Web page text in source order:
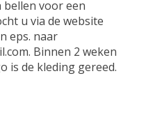
voor een
u via de website
eps. naar
. Binnen 2 weken
is de kleding gereed.